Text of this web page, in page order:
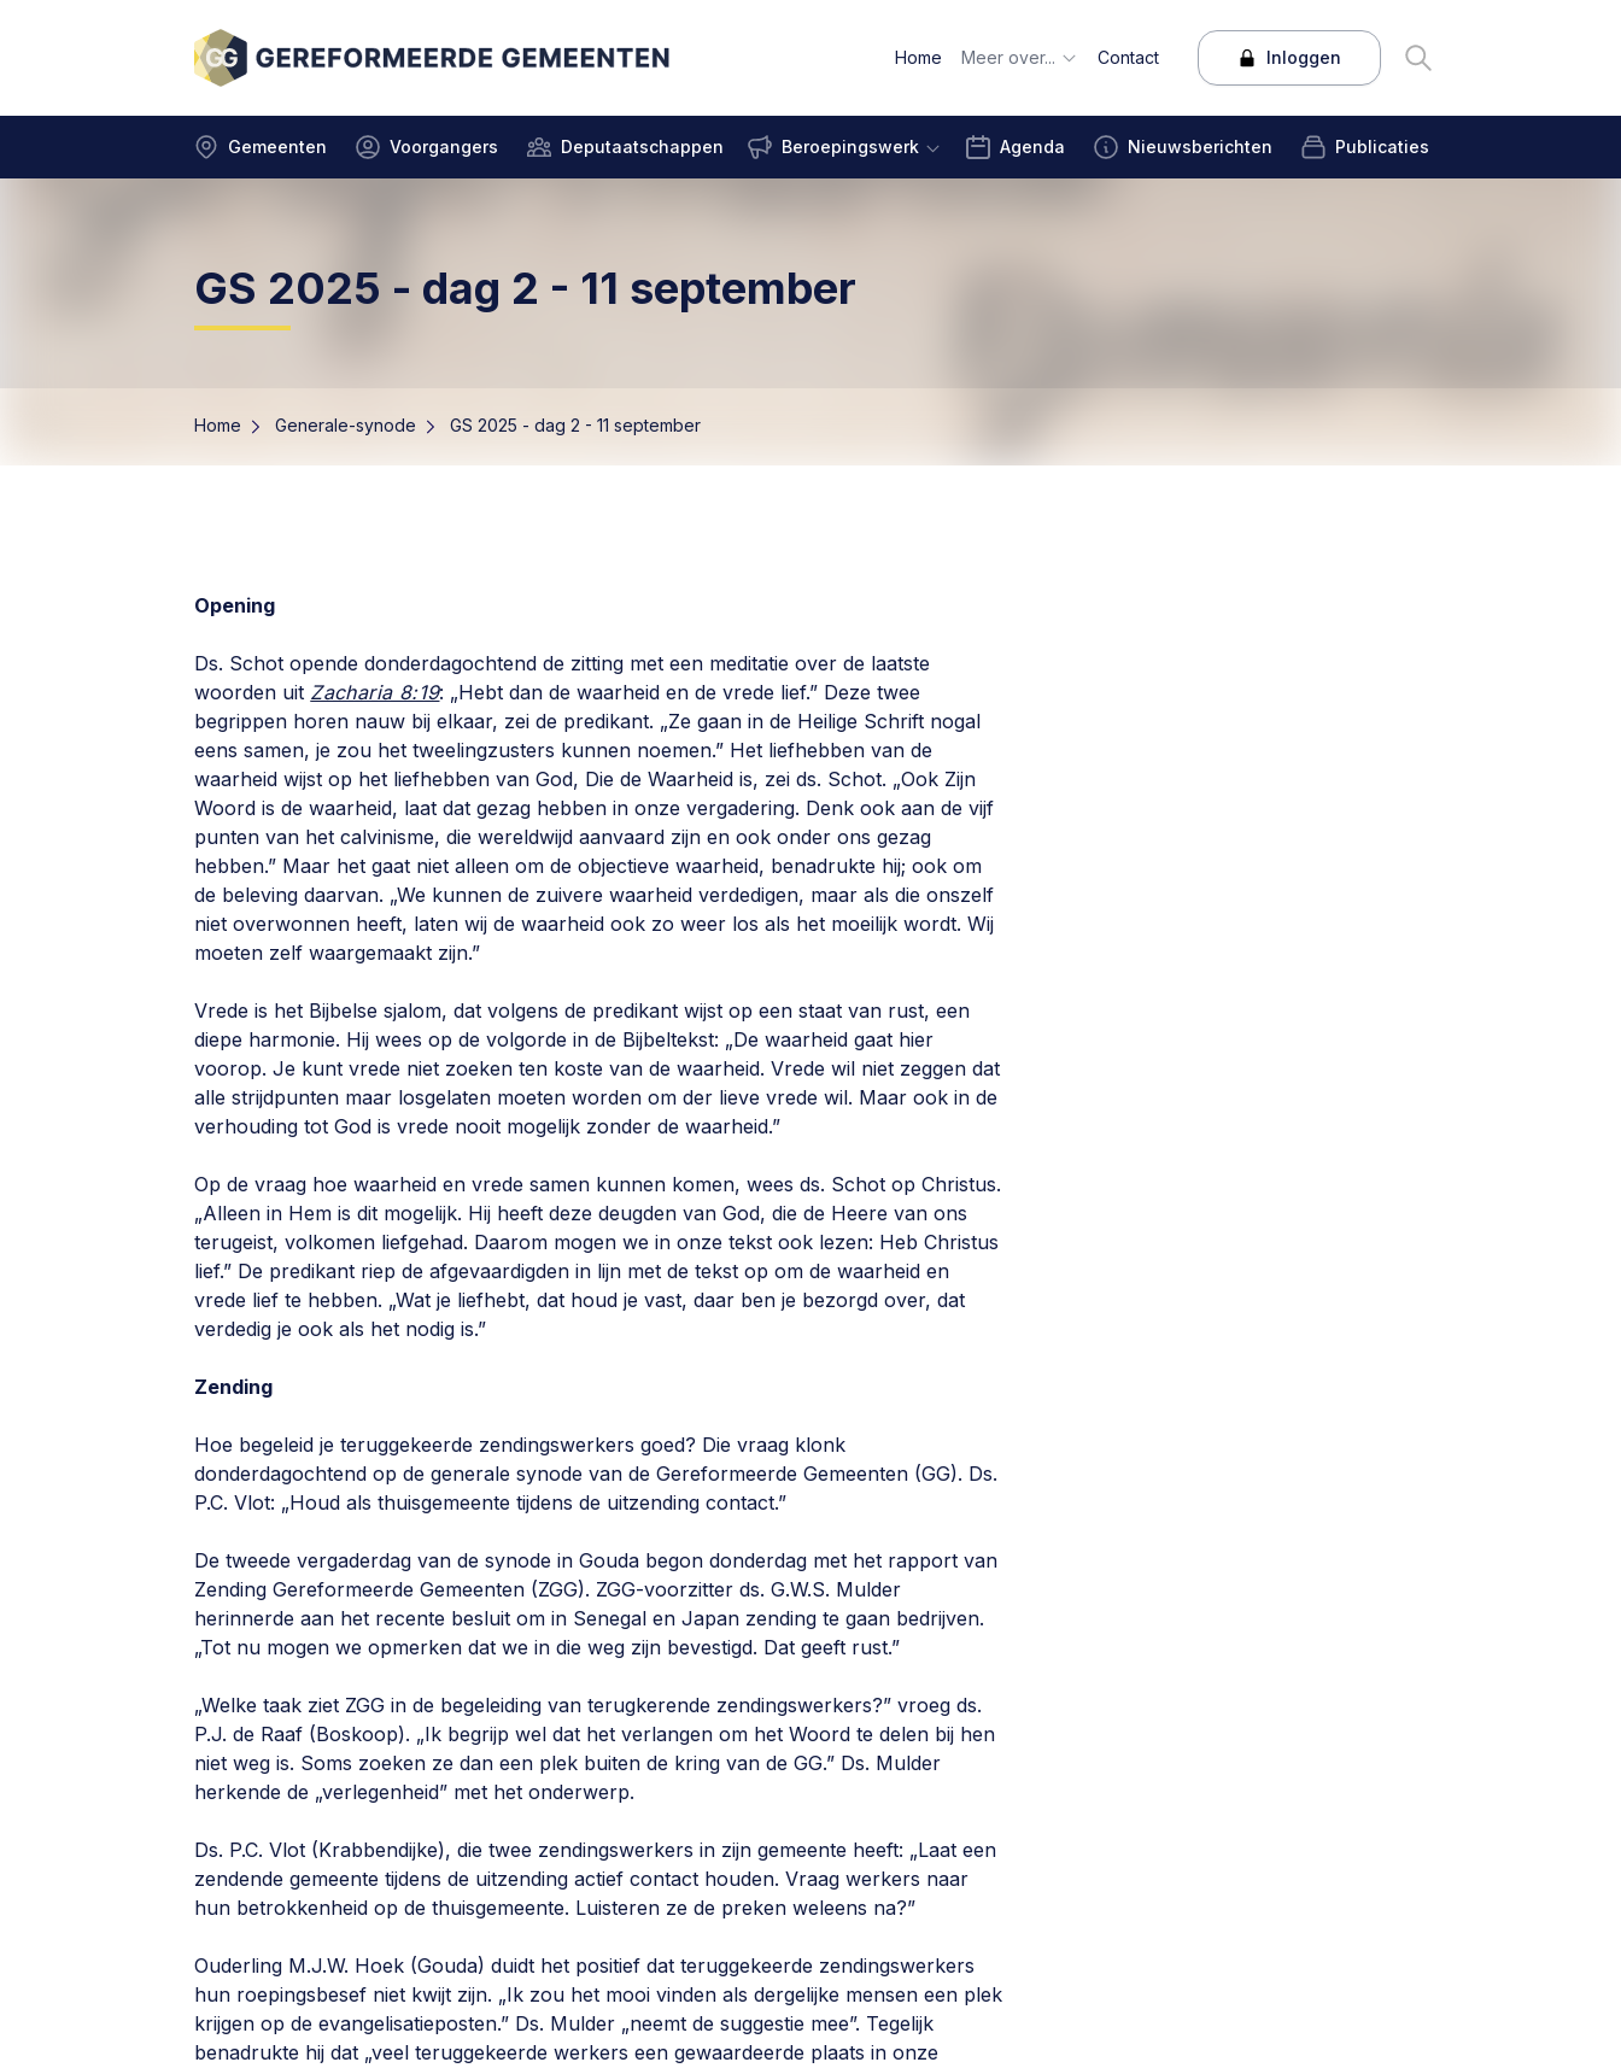
Home Meer over... Contact Inloggen
Gemeenten Voorgangers Deputaatschappen Beroepingswerk Agenda Nieuwsberichten Publicaties
GS 2025 - dag 2 - 11 september
Home Generale-synode GS 2025 - dag 2 - 11 september
Opening
Ds. Schot opende donderdagochtend de zitting met een meditatie over de laatste
woorden uit Zacharia 8:19: „Hebt dan de waarheid en de vrede lief.” Deze twee
begrippen horen nauw bij elkaar, zei de predikant. „Ze gaan in de Heilige Schrift nogal
eens samen, je zou het tweelingzusters kunnen noemen.” Het liefhebben van de
waarheid wijst op het liefhebben van God, Die de Waarheid is, zei ds. Schot. „Ook Zijn
Woord is de waarheid, laat dat gezag hebben in onze vergadering. Denk ook aan de vijf
punten van het calvinisme, die wereldwijd aanvaard zijn en ook onder ons gezag
hebben.” Maar het gaat niet alleen om de objectieve waarheid, benadrukte hij; ook om
de beleving daarvan. „We kunnen de zuivere waarheid verdedigen, maar als die onszelf
niet overwonnen heeft, laten wij de waarheid ook zo weer los als het moeilijk wordt. Wij
moeten zelf waargemaakt zijn.”
Vrede is het Bijbelse sjalom, dat volgens de predikant wijst op een staat van rust, een
diepe harmonie. Hij wees op de volgorde in de Bijbeltekst: „De waarheid gaat hier
voorop. Je kunt vrede niet zoeken ten koste van de waarheid. Vrede wil niet zeggen dat
alle strijdpunten maar losgelaten moeten worden om der lieve vrede wil. Maar ook in de
verhouding tot God is vrede nooit mogelijk zonder de waarheid.”
Op de vraag hoe waarheid en vrede samen kunnen komen, wees ds. Schot op Christus.
„Alleen in Hem is dit mogelijk. Hij heeft deze deugden van God, die de Heere van ons
terugeist, volkomen liefgehad. Daarom mogen we in onze tekst ook lezen: Heb Christus
lief.” De predikant riep de afgevaardigden in lijn met de tekst op om de waarheid en
vrede lief te hebben. „Wat je liefhebt, dat houd je vast, daar ben je bezorgd over, dat
verdedig je ook als het nodig is.”
Zending
Hoe begeleid je teruggekeerde zendingswerkers goed? Die vraag klonk
donderdagochtend op de generale synode van de Gereformeerde Gemeenten (GG). Ds.
P.C. Vlot: „Houd als thuisgemeente tijdens de uitzending contact.”
De tweede vergaderdag van de synode in Gouda begon donderdag met het rapport van
Zending Gereformeerde Gemeenten (ZGG). ZGG-voorzitter ds. G.W.S. Mulder
herinnerde aan het recente besluit om in Senegal en Japan zending te gaan bedrijven.
„Tot nu mogen we opmerken dat we in die weg zijn bevestigd. Dat geeft rust.”
„Welke taak ziet ZGG in de begeleiding van terugkerende zendingswerkers?” vroeg ds.
P.J. de Raaf (Boskoop). „Ik begrijp wel dat het verlangen om het Woord te delen bij hen
niet weg is. Soms zoeken ze dan een plek buiten de kring van de GG.” Ds. Mulder
herkende de „verlegenheid” met het onderwerp.
Ds. P.C. Vlot (Krabbendijke), die twee zendingswerkers in zijn gemeente heeft: „Laat een
zendende gemeente tijdens de uitzending actief contact houden. Vraag werkers naar
hun betrokkenheid op de thuisgemeente. Luisteren ze de preken weleens na?”
Ouderling M.J.W. Hoek (Gouda) duidt het positief dat teruggekeerde zendingswerkers
hun roepingsbesef niet kwijt zijn. „Ik zou het mooi vinden als dergelijke mensen een plek
krijgen op de evangelisatieposten.” Ds. Mulder „neemt de suggestie mee”. Tegelijk
benadrukte hij dat „veel teruggekeerde werkers een gewaardeerde plaats in onze